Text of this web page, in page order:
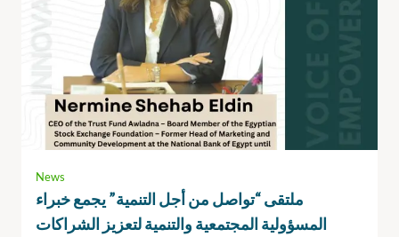
News
ملتقى “تواصل من أجل التنمية” يجمع خبراء
المسؤولية المجتمعية والتنمية لتعزيز الشراكات